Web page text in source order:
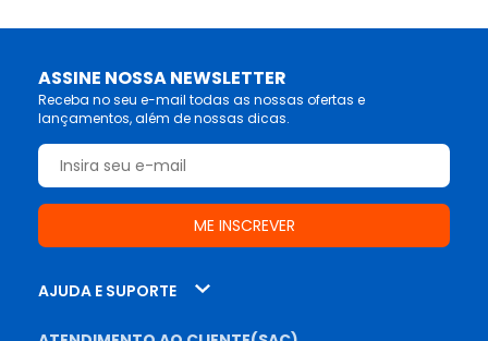
ASSINE NOSSA NEWSLETTER
Receba no seu e-mail todas as nossas ofertas e
lançamentos, além de nossas dicas.
AJUDA E SUPORTE